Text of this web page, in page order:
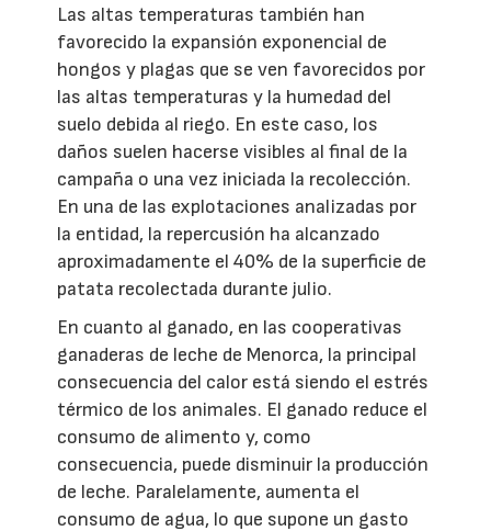
Las altas temperaturas también han
favorecido la expansión exponencial de
hongos y plagas que se ven favorecidos por
las altas temperaturas y la humedad del
suelo debida al riego. En este caso, los
daños suelen hacerse visibles al final de la
campaña o una vez iniciada la recolección.
En una de las explotaciones analizadas por
la entidad, la repercusión ha alcanzado
aproximadamente el 40% de la superficie de
patata recolectada durante julio.
En cuanto al ganado, en las cooperativas
ganaderas de leche de Menorca, la principal
consecuencia del calor está siendo el estrés
térmico de los animales. El ganado reduce el
consumo de alimento y, como
consecuencia, puede disminuir la producción
de leche. Paralelamente, aumenta el
consumo de agua, lo que supone un gasto